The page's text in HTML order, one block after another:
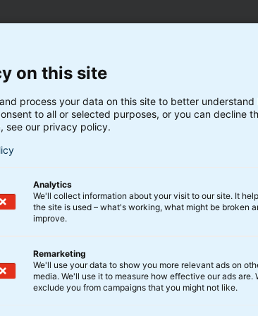
i BankInvest-
foreningerne den 24. april 2026.
2025
Kapitalforeningen BankInvest Select samt
udlodningerne for regnskabsåret
on this site
process your data on this site to better understand
to all or selected purposes, or you can decline
see our privacy policy.
Analytics
We'll collect information about your visit to our site. It
the site is used – what's working, what might be broken
improve.
Remarketing
We'll use your data to show you more relevant ads on
media. We'll use it to measure how effective our ads are.
exclude you from campaigns that you might not like.